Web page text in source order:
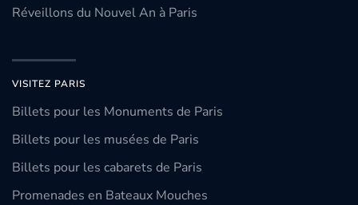
Réveillons du Nouvel An à Paris
VISITEZ PARIS
Billets pour les Monuments de Paris
Billets pour les musées de Paris
Billets pour les cabarets de Paris
Promenades en Bateaux Mouches